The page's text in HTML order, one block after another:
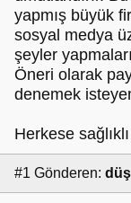
yapmış büyük
sosyal medya
şeyler
Öneri olarak
denemek
Herkese
#1 Gönderen: